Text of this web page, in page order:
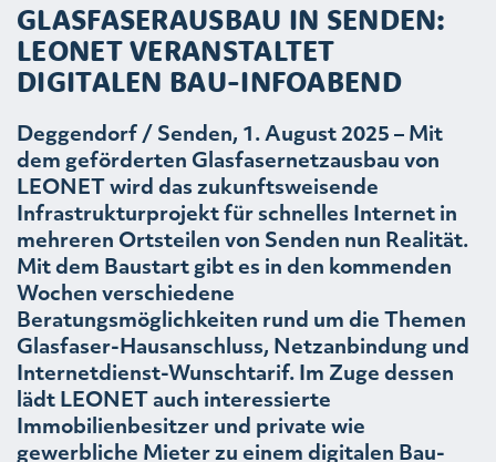
GLASFASERAUSBAU IN SENDEN:
LEONET VERANSTALTET
DIGITALEN BAU-INFOABEND
Deggendorf / Senden, 1. August 2025 – Mit
dem geförderten Glasfasernetzausbau von
LEONET wird das zukunftsweisende
Infrastrukturprojekt für schnelles Internet in
mehreren Ortsteilen von Senden nun Realität.
Mit dem Baustart gibt es in den kommenden
Wochen verschiedene
Beratungsmöglichkeiten rund um die Themen
Glasfaser-Hausanschluss, Netzanbindung und
Internetdienst-Wunschtarif. Im Zuge dessen
lädt LEONET auch interessierte
Immobilienbesitzer und private wie
gewerbliche Mieter zu einem digitalen Bau-